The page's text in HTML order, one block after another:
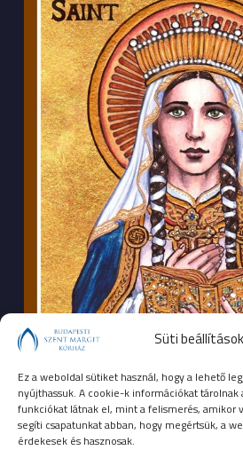
Süti beállítások
Ez a weboldal sütiket használ, hogy a lehető
nyújthassuk. A cookie-k információkat tárolnak
funkciókat látnak el, mint a felismerés, amikor
segíti csapatunkat abban, hogy megértsük, a
érdekesek és hasznosak.